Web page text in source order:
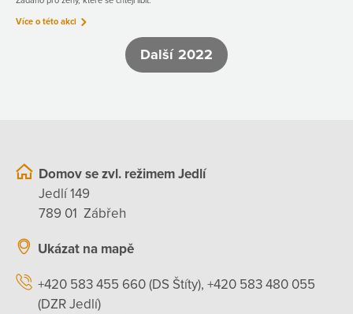
Více o této akci
Další 2022
Domov se zvl. režimem Jedlí
Jedlí 149
789 01 Zábřeh
Ukázat na mapě
+420 583 455 660 (DS Štíty), +420 583 480 055
(DZR Jedlí)